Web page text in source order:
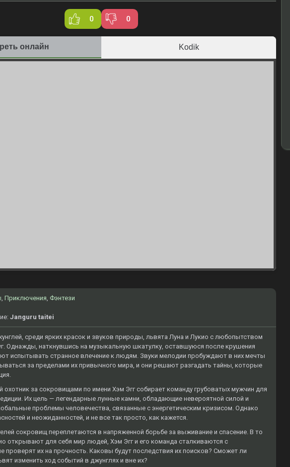
0 0
онлайн Kodik
, Приключения, Фэнтези
Janguru taitei
среди ярких красок и звуков природы, львята Луна и Лукио с любопытством
Однажды, наткнувшись на музыкальную шкатулку, оставшуюся после крушения
испытывать странное влечение к людям. Звуки мелодии пробуждают в них мечты
за пределами их привычного мира, и они решают разгадать тайны, которые
за сокровищами по имени Хэм Эгг собирает команду грубоватых мужчин для
Их цель — легендарные лунные камни, обладающие невероятной силой и
проблемы человечества, связанные с энергетическим кризисом. Однако
и неожиданностей, и не все так просто, как кажется.
сокровищ переплетаются в напряженной борьбе за выживание и спасение. В то
открывают для себя мир людей, Хэм Эгг и его команда сталкиваются с
проверят их на прочность. Каковы будут последствия их поисков? Сможет ли
изменить ход событий в джунглях и вне их?